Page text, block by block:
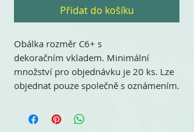
Přidat do košíku
Obálka rozměr C6+ s
dekoračním vkladem. Minimální
množství pro objednávku je 20 ks. Lze
objednat pouze společně s oznámením.